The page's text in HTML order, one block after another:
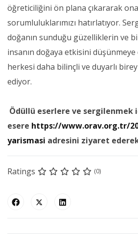
öğreticiliğini ön plana çıkararak
sorumluluklarımızı hatırlatıyor.
doğanın sunduğu güzelliklerin ve
insanın doğaya etkisini düşünmeye
herkesi daha bilinçli ve duyarlı
ediyor.
Ödüllü eserlere ve sergilenmek
esere https://www.orav.org.tr/
yarismasi adresini ziyaret
Ratings (0)